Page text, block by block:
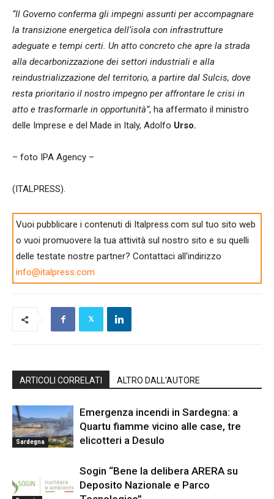
“Il Governo conferma gli impegni assunti per accompagnare
la transizione energetica dell’isola con infrastrutture
adeguate e tempi certi. Un atto concreto che apre la strada
alla decarbonizzazione dei settori industriali e alla
reindustrializzazione del territorio, a partire dal Sulcis, dove
resta prioritario il nostro impegno per affrontare le crisi in
atto e trasformarle in opportunità”, ha affermato il ministro
delle Imprese e del Made in Italy, Adolfo Urso.
– foto IPA Agency –
(ITALPRESS).
Vuoi pubblicare i contenuti di Italpress.com sul tuo sito web
o vuoi promuovere la tua attività sul nostro sito e su quelli
delle testate nostre partner? Contattaci all'indirizzo
info@italpress.com
ARTICOLI CORRELATI ALTRO DALL'AUTORE
Sardegna
Emergenza incendi in Sardegna: a
Quartu fiamme vicino alle case, tre
elicotteri a Desulo
Sogin “Bene la delibera ARERA su
Deposito Nazionale e Parco